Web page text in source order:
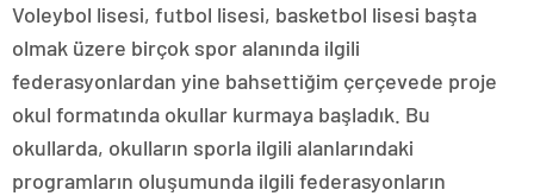
Voleybol lisesi, futbol lisesi, basketbol lisesi başta
olmak üzere birçok spor alanında ilgili
federasyonlardan yine bahsettiğim çerçevede proje
okul formatında okullar kurmaya başladık. Bu
okullarda, okulların sporla ilgili alanlarındaki
programların oluşumunda ilgili federasyonların